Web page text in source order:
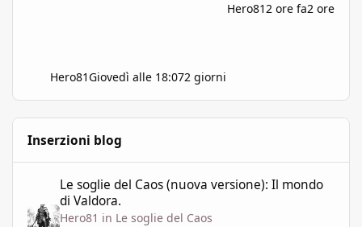
Hero81 Giovedì alle 18:072 giorni
Hero812 ore fa2 ore
Inserzioni blog
Le soglie del Caos (nuova versione): Il mondo
di Valdora.
Hero81 in Le soglie del Caos